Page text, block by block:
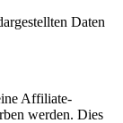
Daten
Affiliate-
werden. Dies